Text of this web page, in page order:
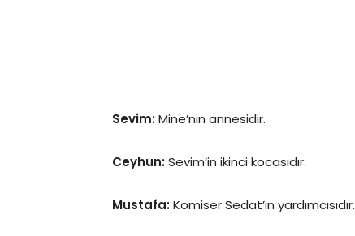
Sevim:Mine’nin annesidir.
Ceyhun:Sevim’in ikinci kocasıdır.
Mustafa:Komiser Sedat’ın yardımcısıdır.